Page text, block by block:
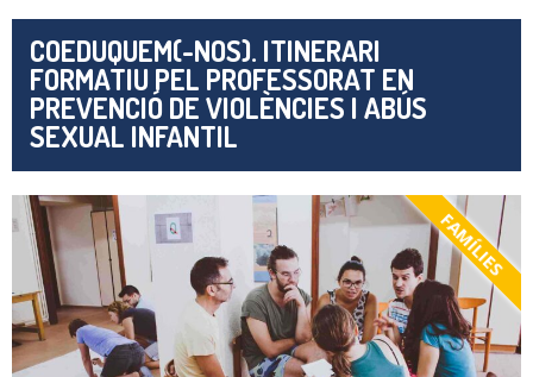
COEDUQUEM(-NOS). ITINERARI
FORMATIU PEL PROFESSORAT EN
PREVENCIÓ DE VIOLÈNCIES I ABÚS
SEXUAL INFANTIL
FAMÍLIES